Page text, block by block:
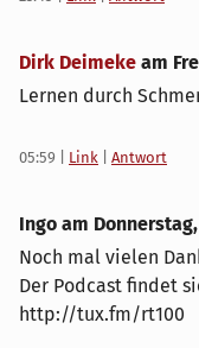
Dirk Deimeke am
Lernen durch
05:59 Link Antwort
Ingo am
Noch mal vielen
Der Podcast findet
http://tux.fm/rt100